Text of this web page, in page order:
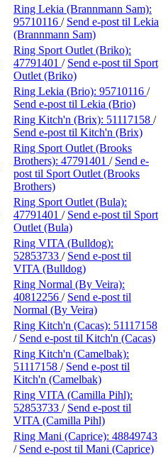
Ring Lekia (Brannmann Sam):
95710116 / Send e-post til Lekia
(Brannmann Sam)
Ring Sport Outlet (Briko):
47791401 / Send e-post til Sport
Outlet (Briko)
Ring Lekia (Brio): 95710116 /
Send e-post til Lekia (Brio)
Ring Kitch'n (Brix): 51117158 /
Send e-post til Kitch'n (Brix)
Ring Sport Outlet (Brooks
Brothers): 47791401 / Send e-
post til Sport Outlet (Brooks
Brothers)
Ring Sport Outlet (Bula):
47791401 / Send e-post til Sport
Outlet (Bula)
Ring VITA (Bulldog):
52853733 / Send e-post til
VITA (Bulldog)
Ring Normal (By Veira):
40812256 / Send e-post til
Normal (By Veira)
Ring Kitch'n (Cacas): 51117158
/ Send e-post til Kitch'n (Cacas)
Ring Kitch'n (Camelbak):
51117158 / Send e-post til
Kitch'n (Camelbak)
Ring VITA (Camilla Pihl):
52853733 / Send e-post til
VITA (Camilla Pihl)
Ring Mani (Caprice): 48849743
/ Send e-post til Mani (Caprice)